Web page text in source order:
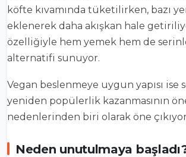
köfte kıvamında tüketilirken, bazı
eklenerek daha akışkan hale
özelliğiyle hem yemek hem de
alternatifi sunuyor.
Vegan beslenmeye uygun yapısı ise
yeniden popülerlik kazanmasının
nedenlerinden biri olarak öne
Neden unutulmaya